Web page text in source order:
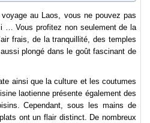
au Laos, vous ne pouvez pas
… Vous profitez non seulement de la
frais, de la tranquillité, des temples
plongé dans le goût fascinant de
ainsi que la culture et les coutumes
laotienne présente également des
Cependant, sous les mains de
ont un flair distinct. De nombreux